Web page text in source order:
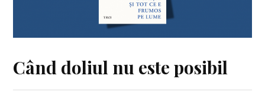
Când doliul nu este posibil